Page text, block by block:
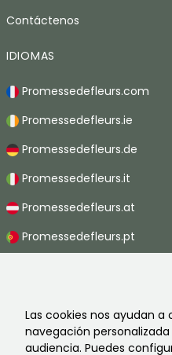
Las cookies nos ayudan
navegación
audiencia. Puedes
Contáctenos
IDIOMAS
Promessedefleurs.com
Promessedefleurs.ie
Promessedefleurs.de
Promessedefleurs.it
Promessedefleurs.at
Promessedefleurs.pt
Promessedefleurs.ch